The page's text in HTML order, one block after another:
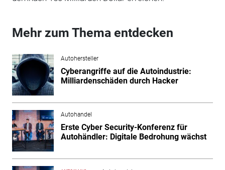
Mehr zum Thema entdecken
Autohersteller
Cyberangriffe auf die Autoindustrie:
Milliardenschäden durch Hacker
Autohandel
Erste Cyber Security-Konferenz für
Autohändler: Digitale Bedrohung wächst